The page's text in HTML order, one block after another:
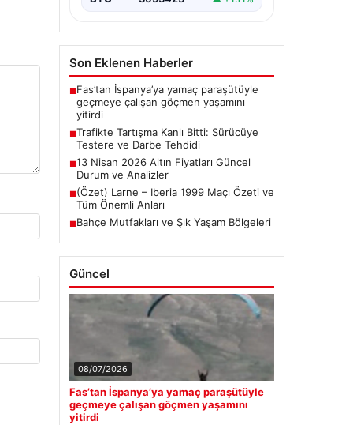
Son Eklenen Haberler
■Fas’tan İspanya’ya yamaç paraşütüyle
geçmeye çalışan göçmen yaşamını
yitirdi
■Trafikte Tartışma Kanlı Bitti: Sürücüye
Testere ve Darbe Tehdidi
■13 Nisan 2026 Altın Fiyatları Güncel
Durum ve Analizler
■(Özet) Larne – Iberia 1999 Maçı Özeti ve
Tüm Önemli Anları
■Bahçe Mutfakları ve Şık Yaşam Bölgeleri
Güncel
08/07/2026
Fas’tan İspanya’ya yamaç paraşütüyle
geçmeye çalışan göçmen yaşamını
yitirdi